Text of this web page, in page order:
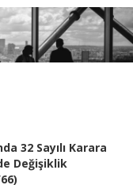
32 Sayılı Karara
Değişiklik